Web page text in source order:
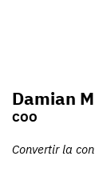
Damian
COO
Convertir la